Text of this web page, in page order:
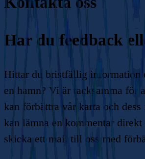
Har du feedback
Hittar du bristfällig information
en hamn? Vi är tacksamma för
kan förbättra vår karta och
kan lämna en kommentar
skicka ett mail till oss med